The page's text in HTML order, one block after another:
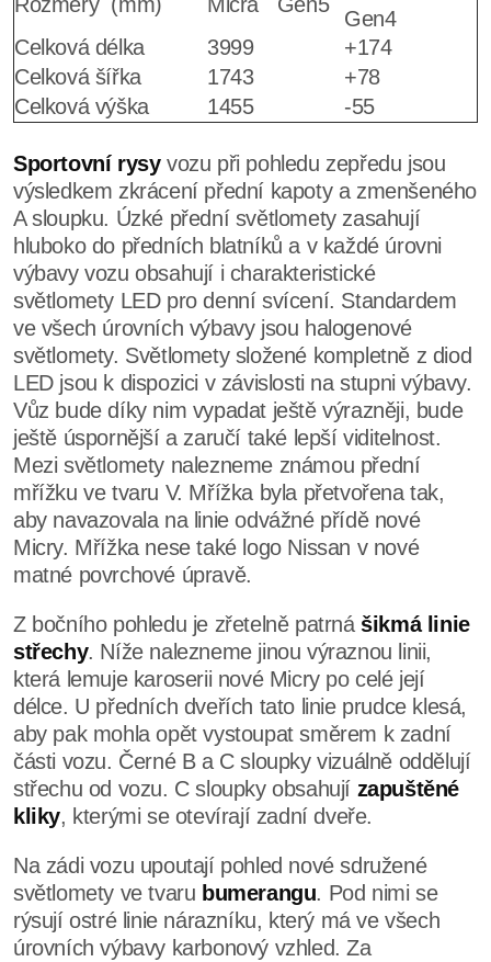
Rozměry (mm) Micra Gen5
Gen4
Celková délka
3999
+174
Celková šířka
1743
+78
Celková výška
1455 -55
Sportovní rysyvozu při pohledu zepředu jsou
výsledkem zkrácení přední kapoty a zmenšeného
A sloupku. Úzké přední světlomety zasahují
hluboko do předních blatníků a v každé úrovni
výbavy vozu obsahují i charakteristické
světlomety LED pro denní svícení. Standardem
ve všech úrovních výbavy jsou halogenové
světlomety. Světlomety složené kompletně z diod
LED jsou k dispozici v závislosti na stupni výbavy.
Vůz bude díky nim vypadat ještě výrazněji, bude
ještě úspornější a zaručí také lepší viditelnost.
Mezi světlomety nalezneme známou přední
mřížku ve tvaru V. Mřížka byla přetvořena tak,
aby navazovala na linie odvážné přídě nové
Micry. Mřížka nese také logo Nissan v nové
matné povrchové úpravě.
Z bočního pohledu je zřetelně patrná šikmá linie
střechy. Níže nalezneme jinou výraznou linii,
která lemuje karoserii nové Micry po celé její
délce. U předních dveřích tato linie prudce klesá,
aby pak mohla opět vystoupat směrem k zadní
části vozu. Černé B a C sloupky vizuálně oddělují
střechu od vozu. C sloupky obsahují zapuštěné
kliky, kterými se otevírají zadní dveře.
Na zádi vozu upoutají pohled nové sdružené
světlomety ve tvaru bumerangu. Pod nimi se
rýsují ostré linie nárazníku, který má ve všech
úrovních výbavy karbonový vzhled. Za